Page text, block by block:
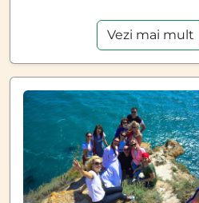
Vezi mai mult